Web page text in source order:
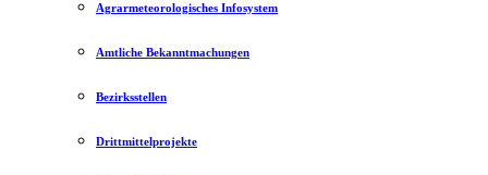
Agrarmeteorologisches Infosystem
Amtliche Bekanntmachungen
Bezirksstellen
Drittmittelprojekte